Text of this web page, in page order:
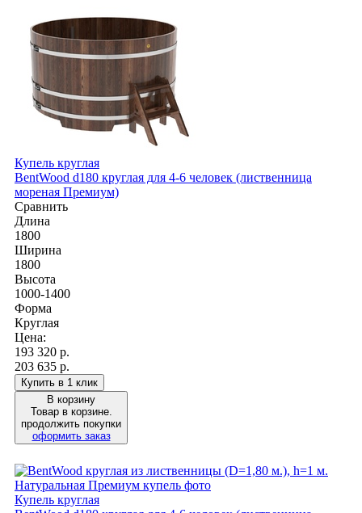
Купель круглая
BentWood d180 круглая для 4-6 человек (лиственница
мореная Премиум)
Сравнить
Длина
1800
Ширина
1800
Высота
1000-1400
Форма
Круглая
Цена:
193 320 р.
203 635 р.
Купить в 1 клик
В корзину
Товар в корзине.
продолжить покупки
оформить заказ
Купель круглая